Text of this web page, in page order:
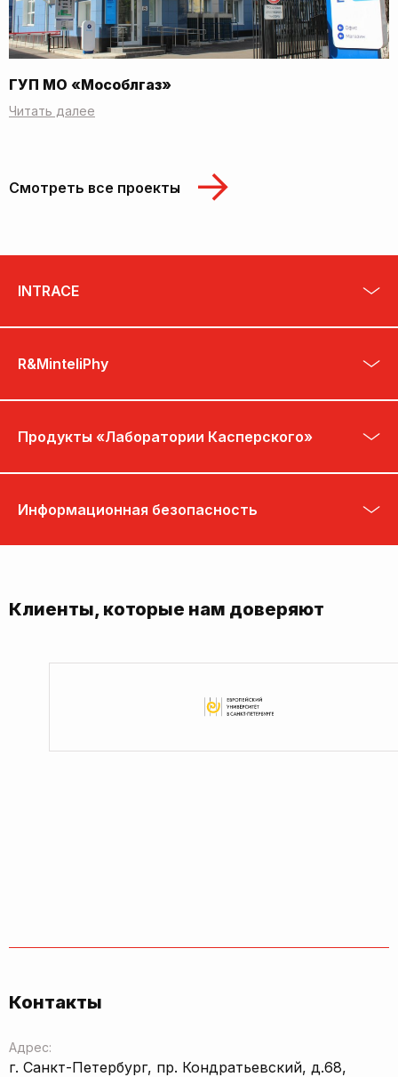
ГУП МО «Мособлгаз»
Читать далее
Смотреть все проекты
INTRACE
R&MinteliPhy
Продукты «Лаборатории Касперского»
Информационная безопасность
Клиенты, которые нам доверяют
Контакты
Адрес:
г. Санкт-Петербург, пр. Кондратьевский, д.68,